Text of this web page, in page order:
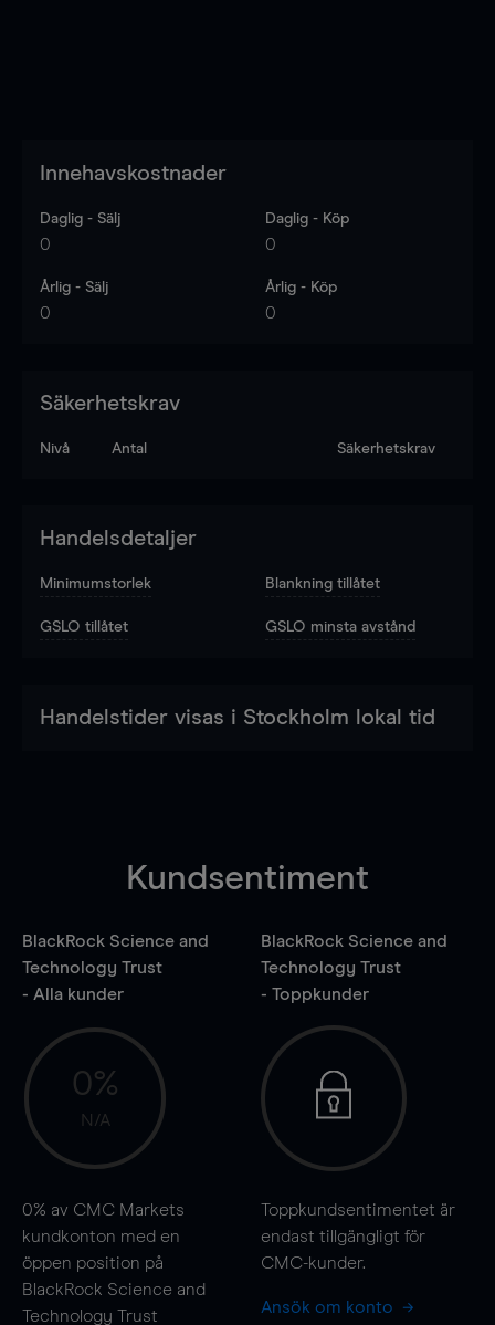
Innehavskostnader
Daglig - Sälj
0
Daglig - Köp
0
Årlig - Sälj
0
Årlig - Köp
0
Säkerhetskrav
Nivå Antal Säkerhetskrav
Handelsdetaljer
Minimumstorlek Blankning tillåtet
GSLO tillåtet GSLO minsta avstånd
Handelstider visas i Stockholm lokal tid
Kundsentiment
BlackRock Science and
Technology Trust
- Alla kunder
0%
N/A
0% av CMC Markets
kundkonton med en
öppen position på
BlackRock Science and
Technology Trust
BlackRock Science and
Technology Trust
- Toppkunder
Toppkundsentimentet är
endast tillgängligt för
CMC-kunder.
Ansök om konto